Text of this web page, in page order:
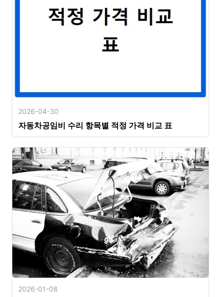
2026-04-30
자동차공임비 수리 항목별 적정 가격 비교 표
2026-01-08